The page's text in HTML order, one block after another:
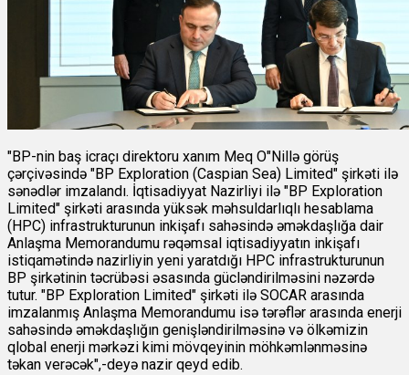
"BP-nin baş icraçı direktoru xanım Meq O"Nillə görüş
çərçivəsində "BP Exploration (Caspian Sea) Limited" şirkəti ilə
sənədlər imzalandı. İqtisadiyyat Nazirliyi ilə "BP Exploration
Limited" şirkəti arasında yüksək məhsuldarlıqlı hesablama
(HPC) infrastrukturunun inkişafı sahəsində əməkdaşlığa dair
Anlaşma Memorandumu rəqəmsal iqtisadiyyatın inkişafı
istiqamətində nazirliyin yeni yaratdığı HPC infrastrukturunun
BP şirkətinin təcrübəsi əsasında gücləndirilməsini nəzərdə
tutur. "BP Exploration Limited" şirkəti ilə SOCAR arasında
imzalanmış Anlaşma Memorandumu isə tərəflər arasında enerji
sahəsində əməkdaşlığın genişləndirilməsinə və ölkəmizin
qlobal enerji mərkəzi kimi mövqeyinin möhkəmlənməsinə
təkan verəcək",-deyə nazir qeyd edib.